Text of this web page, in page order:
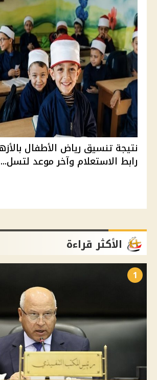
نتيجة تنسيق رياض الأطفال
رابط الاستعلام وآخر موعد لتسل...
الأكثر قراءة
1